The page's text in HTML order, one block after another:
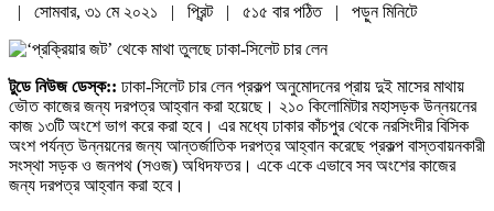
| সোমবার, ৩১ মে ২০২১ | প্রিন্ট | ৫১৫ বার পঠিত | পড়ুনমিনিটে
টুডে নিউজ ডেস্ক:: ঢাকা-সিলেট চার লেন প্রকল্প অনুমোদনের প্রায় দুই মাসের মাথায়
ভৌত কাজের জন্য দরপত্র আহ্বান করা হয়েছে। ২১০ কিলোমিটার মহাসড়ক উন্নয়নের
কাজ ১৩টি অংশে ভাগ করে করা হবে। এর মধ্যে ঢাকার কাঁচপুর থেকে নরসিংদীর বিসিক
অংশ পর্যন্ত উন্নয়নের জন্য আন্তর্জাতিক দরপত্র আহ্বান করেছে প্রকল্প বাস্তবায়নকারী
সংস্থা সড়ক ও জনপথ (সওজ) অধিদফতর। একে একে এভাবে সব অংশের কাজের
জন্য দরপত্র আহ্বান করা হবে।